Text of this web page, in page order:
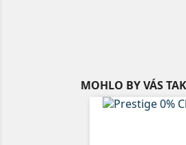
MOHLO BY VÁS